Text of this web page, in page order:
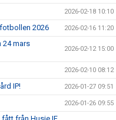
2026-02-18 10:10
2026 2026-02-16 11:20
24 mars
2026-02-12 15:00
2026-02-10 08:12
IP! 2026-01-27 09:51
2026-01-26 09:55